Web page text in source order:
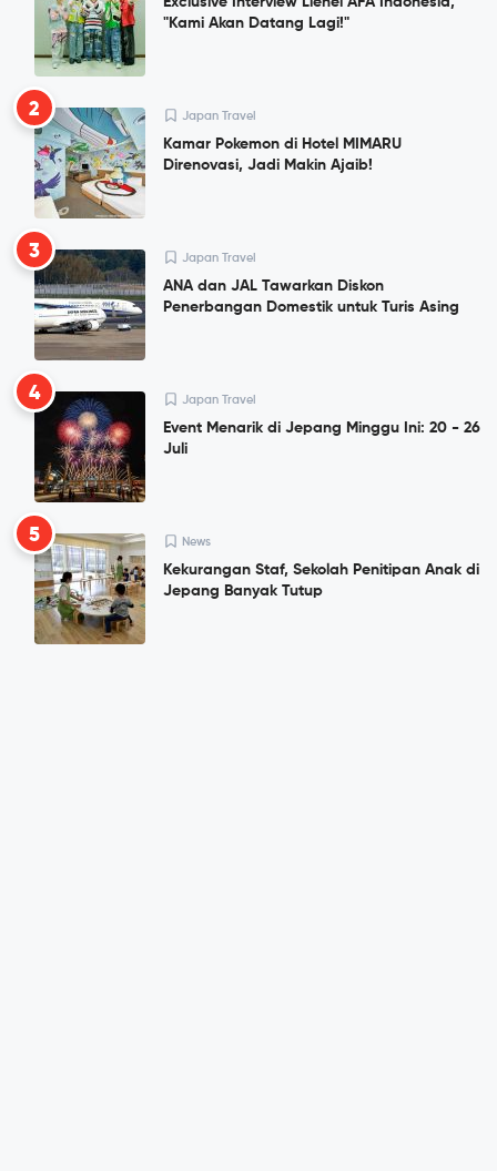
"Kami Akan Datang Lagi!"
2 Japan Travel
Kamar Pokemon di Hotel MIMARU
Direnovasi, Jadi Makin Ajaib!
3 Japan Travel
ANA dan JAL Tawarkan Diskon
Penerbangan Domestik untuk Turis Asing
4 Japan Travel
Event Menarik di Jepang Minggu Ini: 20 - 26
Juli
5 News
Kekurangan Staf, Sekolah Penitipan Anak di
Jepang Banyak Tutup